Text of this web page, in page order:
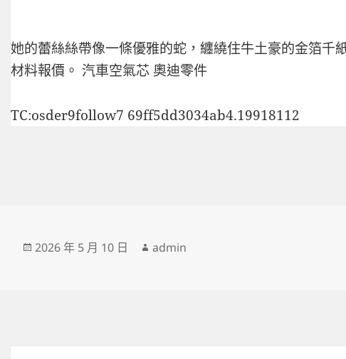
她的蕾絲絲帶像一條優雅的蛇，纏繞住牛土豪的金箔千
材料報價 。 汽車空氣芯 奧迪零件
TC:osder9follow7 69ff5dd3034ab4.19918112
發
2026 年 5 月 10 日
作
admin